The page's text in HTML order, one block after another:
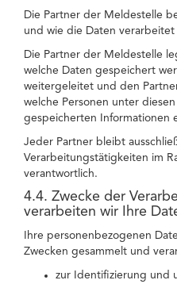
Die Partner der Meldestelle
und wie die Daten verarbeitet
Die Partner der Meldestelle
welche Daten gespeichert
weitergeleitet und den
welche Personen unter
gespeicherten Informationen
Jeder Partner bleibt
Verarbeitungstätigkeiten im
verantwortlich.
4.4. Zwecke der
verarbeiten wir Ihre
Ihre personenbezogenen
Zwecken gesammelt und
zur Identifizierung und